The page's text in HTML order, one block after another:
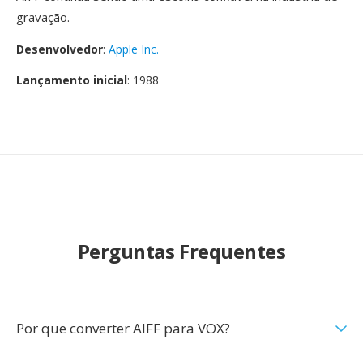
gravação.
Desenvolvedor: Apple Inc.
Lançamento inicial: 1988
Perguntas Frequentes
Por que converter AIFF para VOX?